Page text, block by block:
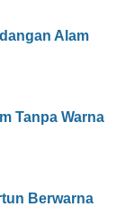
Alam
Tanpa Warna
Berwarna